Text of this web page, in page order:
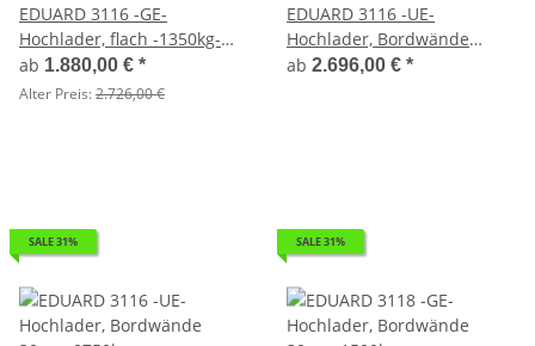
EDUARD 3116 -GE-
Hochlader, flach -1350kg-
Lfh: 63cm -195/50R13
ab 1.880,00 € *
Alter Preis:2.726,00 €
EDUARD 3116 -UE-
Hochlader, Bordwände
30cm -0750kg- Lfh: 63cm
ab 2.696,00 € *
SALE 31% SALE 31%